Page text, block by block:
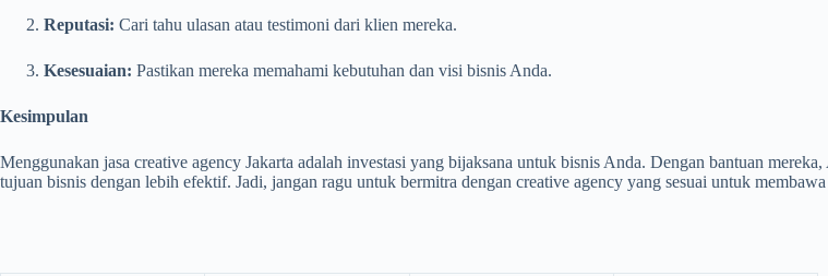
Reputasi: Cari tahu ulasan atau testimoni dari klien mereka.
Kesesuaian: Pastikan mereka memahami kebutuhan dan visi bisnis Anda.
Kesimpulan
Menggunakan jasa creative agency Jakarta adalah investasi yang bijaksana untuk bisnis Anda. Dengan bantuan
tujuan bisnis dengan lebih efektif. Jadi, jangan ragu untuk bermitra dengan creative agency yang sesuai untuk